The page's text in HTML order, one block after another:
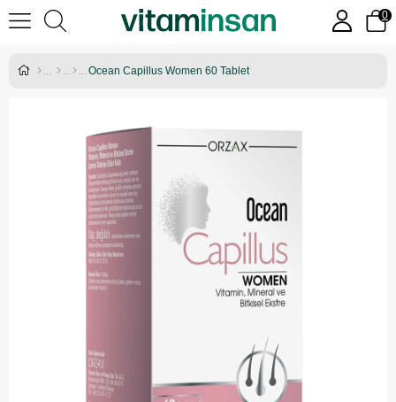
0
Ocean Capillus Women 60 Tablet